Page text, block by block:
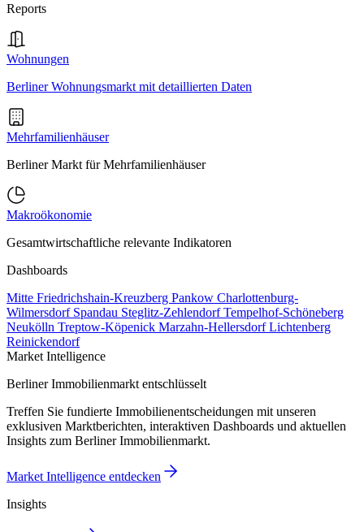
Reports
Wohnungen
Berliner Wohnungsmarkt mit detaillierten Daten
Mehrfamilienhäuser
Berliner Markt für Mehrfamilienhäuser
Makroökonomie
Gesamtwirtschaftliche relevante Indikatoren
Dashboards
Mitte Friedrichshain-Kreuzberg Pankow Charlottenburg-
Wilmersdorf Spandau Steglitz-ZehlendorfTempelhof-Schöneberg
Neukölln Treptow-Köpenick Marzahn-HellersdorfLichtenberg
Reinickendorf
Market Intelligence
Berliner Immobilienmarkt entschlüsselt
Treffen Sie fundierte Immobilienentscheidungen mit unseren
exklusiven Marktberichten, interaktiven Dashboards und aktuellen
Insights zum Berliner Immobilienmarkt.
Market Intelligence entdecken
Insights